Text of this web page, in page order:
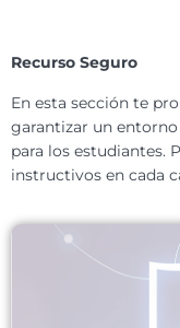
Recurso Seguro
En esta sección te
garantizar un
para los estudiantes.
instructivos en cada